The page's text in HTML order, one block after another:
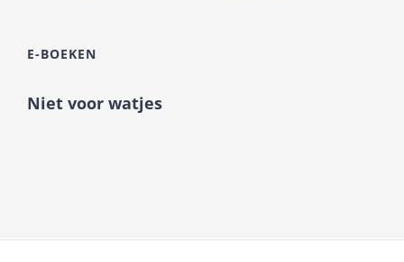
E-BOEKEN
Niet voor watjes